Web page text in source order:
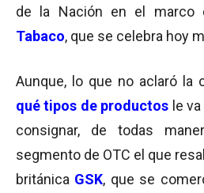
de la Nación en el marco
Tabaco, que se celebra hoy
Aunque, lo que no aclaró la
qué tipos de productos le
consignar, de todas
segmento de OTC el que
británica GSK, que se